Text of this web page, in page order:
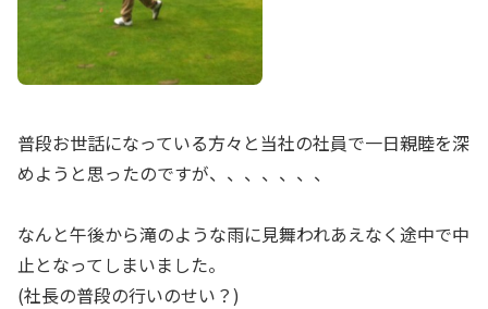
普段お世話になっている方々と当社の社員で一日親睦を深
めようと思ったのですが、、、、、、、
なんと午後から滝のような雨に見舞われあえなく途中で中
止となってしまいました。
(社長の普段の行いのせい？)